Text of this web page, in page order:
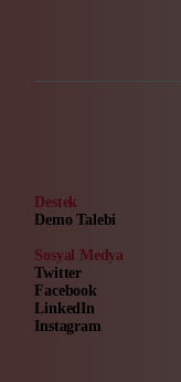
Destek
Demo Talebi
Sosyal Medya
Twitter
Facebook
LinkedIn
Instagram